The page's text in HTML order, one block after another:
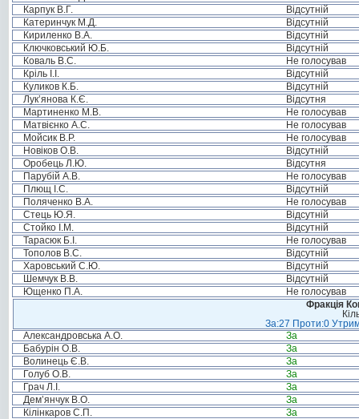
Карпук В.Г.
Відсутній
Катеринчук М.Д.
Відсутній
Кириленко В.А.
Відсутній
Ключковський Ю.Б.
Відсутній
Коваль В.С.
Не голосував
Кріль І.І.
Відсутній
Куликов К.Б.
Відсутній
Лук’янова К.Є.
Відсутня
Мартиненко М.В.
Не голосував
Матвієнко А.С.
Не голосував
Мойсик В.Р.
Не голосував
Новіков О.В.
Відсутній
Оробець Л.Ю.
Відсутня
Парубій А.В.
Не голосував
Плющ І.С.
Відсутній
Поляченко В.А.
Не голосував
Стець Ю.Я.
Відсутній
Стойко І.М.
Відсутній
Тарасюк Б.І.
Не голосував
Тополов В.С.
Відсутній
Харовський С.Ю.
Відсутній
Шемчук В.В.
Відсутній
Ющенко П.А.
Не голосував
Фракція
За:27 Проти:0
Александровська А.О.
За
Бабурін О.В.
За
Волинець Є.В.
За
Голуб О.В.
За
Грач Л.І.
За
Дем’янчук В.О.
За
Кілінкаров С.П.
За